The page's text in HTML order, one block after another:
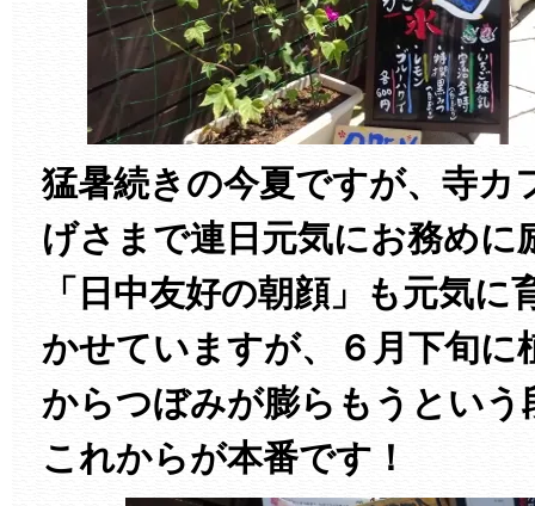
猛暑続きの今夏ですが、寺カ
げさまで連日元気にお務め
「日中友好の朝顔」も元気
かせていますが、６月下旬に
からつぼみが膨らもうという
これからが本番です！